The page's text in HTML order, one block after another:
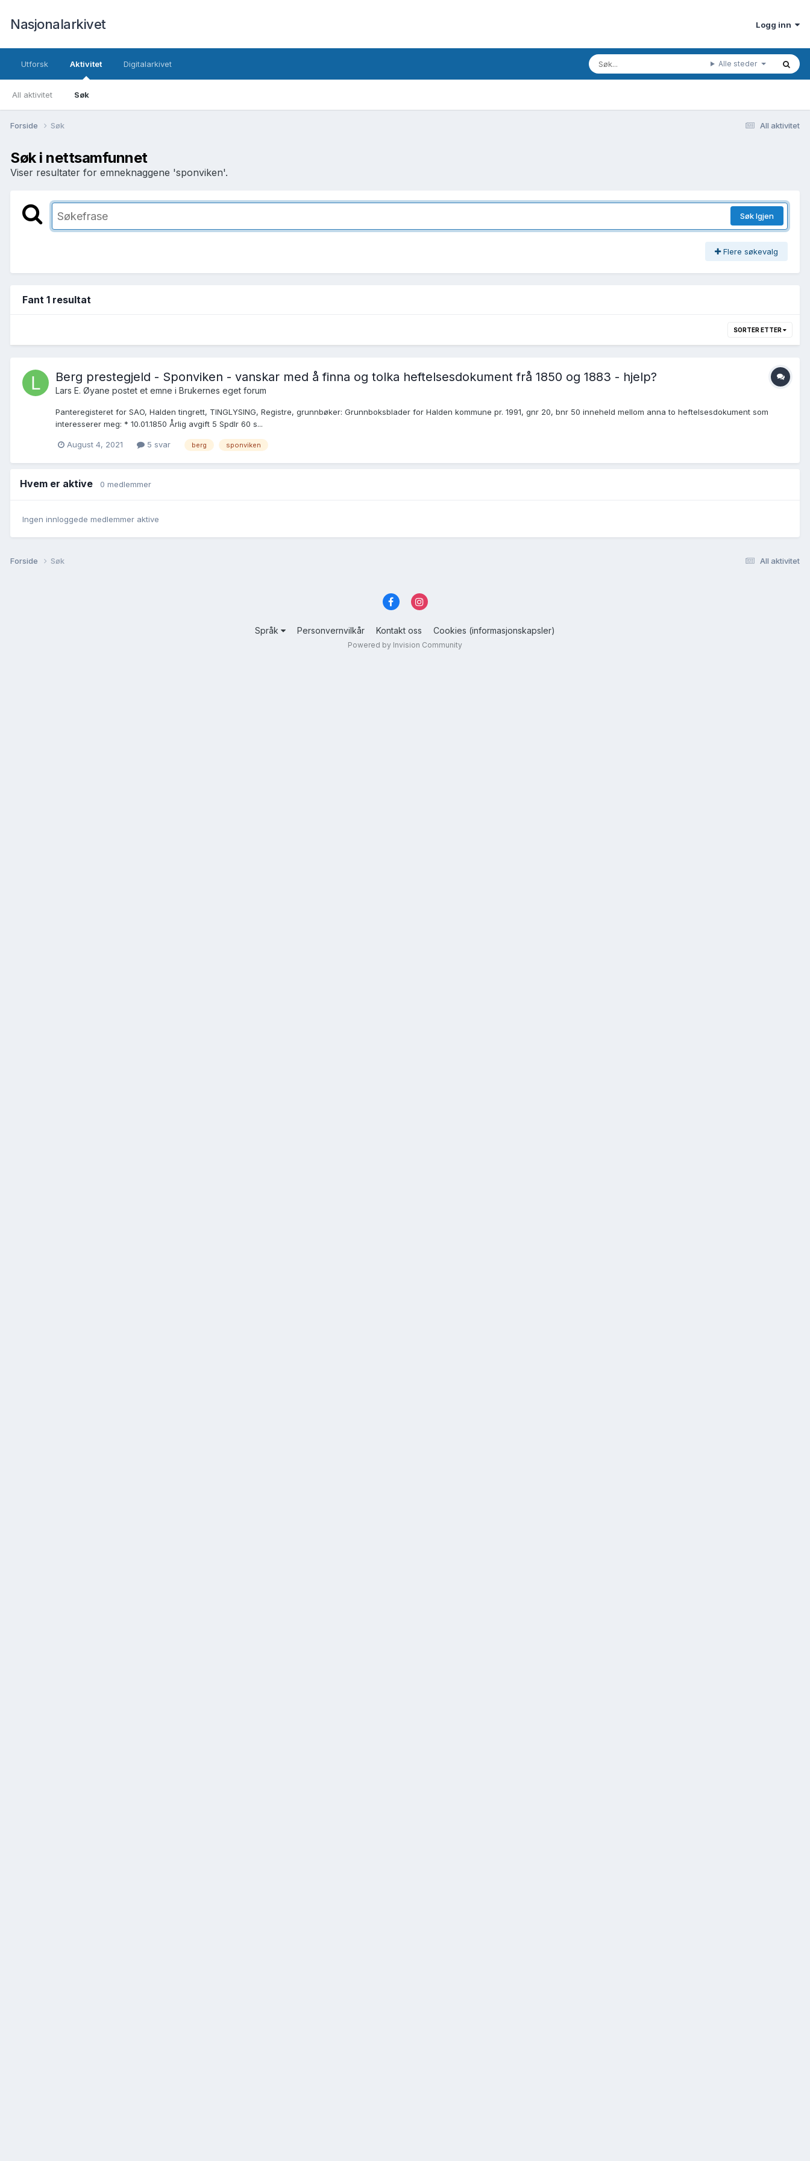
Nasjonalarkivet Logg inn
Utforsk Aktivitet
All aktivitet Søk
Digitalarkivet
All aktivitet
Forside Søk
Søk i nettsamfunnet
Viser resultater for emneknaggene 'sponviken'.
Søk Igjen
Flere søkevalg
Fant 1 resultat
SORTER ETTER
Berg prestegjeld - Sponviken - vanskar med å finna og tolka heftelsesdokument frå 1850 og 1883 - hjelp?
Lars E. Øyane postet et emne i Brukernes eget forum
Panteregisteret for SAO, Halden tingrett, TINGLYSING, Registre, grunnbøker: Grunnboksblader for Halden kommune pr. 1991, gnr 20, bnr 50 inneheld mellom anna to heftelsesdokument som
interesserer meg: * 10.01.1850 Årlig avgift 5 Spdlr 60 s...
August 4, 2021 5 svar berg sponviken
Hvem er aktive 0 medlemmer
Ingen innloggede medlemmer aktive
All aktivitet
Forside Søk
Språk Personvernvilkår Kontakt oss Cookies (informasjonskapsler)
Powered by Invision Community